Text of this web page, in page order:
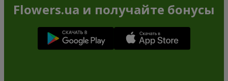
Flowers.ua и получайте бонусы